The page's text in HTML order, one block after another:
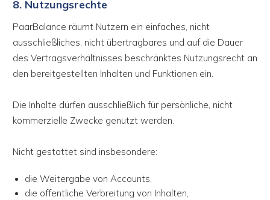
8. Nutzungsrechte
PaarBalance räumt Nutzern ein einfaches, nicht
ausschließliches, nicht übertragbares und auf die Dauer
des Vertragsverhältnisses beschränktes Nutzungsrecht an
den bereitgestellten Inhalten und Funktionen ein.
Die Inhalte dürfen ausschließlich für persönliche, nicht
kommerzielle Zwecke genutzt werden.
Nicht gestattet sind insbesondere:
die Weitergabe von Accounts,
die öffentliche Verbreitung von Inhalten,